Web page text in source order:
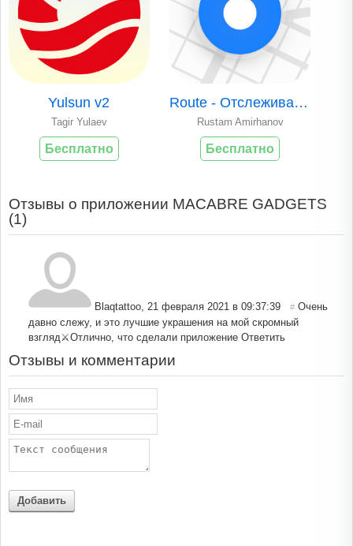
Yulsun v2
Tagir Yulaev
Бесплатно
Route - Отслеживание посылок
Rustam Amirhanov
Бесплатно
Отзывы о приложении MACABRE GADGETS
(1)
Blaqtattoo 21 февраля 2021 в 09:37:39 # Очень
давно слежу, и это лучшие украшения на мой скромный
взгляд⚔️Отлично, что сделали приложение Ответить
Отзывы и комментарии
Добавить